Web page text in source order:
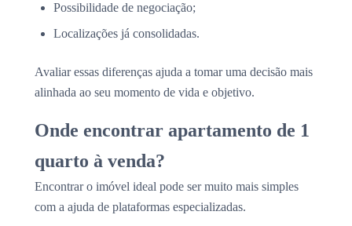
Possibilidade de negociação;
Localizações já consolidadas.
Avaliar essas diferenças ajuda a tomar uma decisão mais
alinhada ao seu momento de vida e objetivo.
Onde encontrar apartamento de 1
quarto à venda?
Encontrar o imóvel ideal pode ser muito mais simples
com a ajuda de plataformas especializadas.